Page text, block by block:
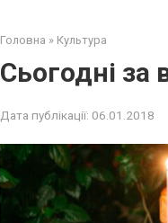
Головна » Культура
Сьогодні за
Дата публікації: 06.01.2018